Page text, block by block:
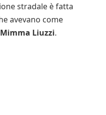
stradale è fatta
avevano come
Mimma Liuzzi.